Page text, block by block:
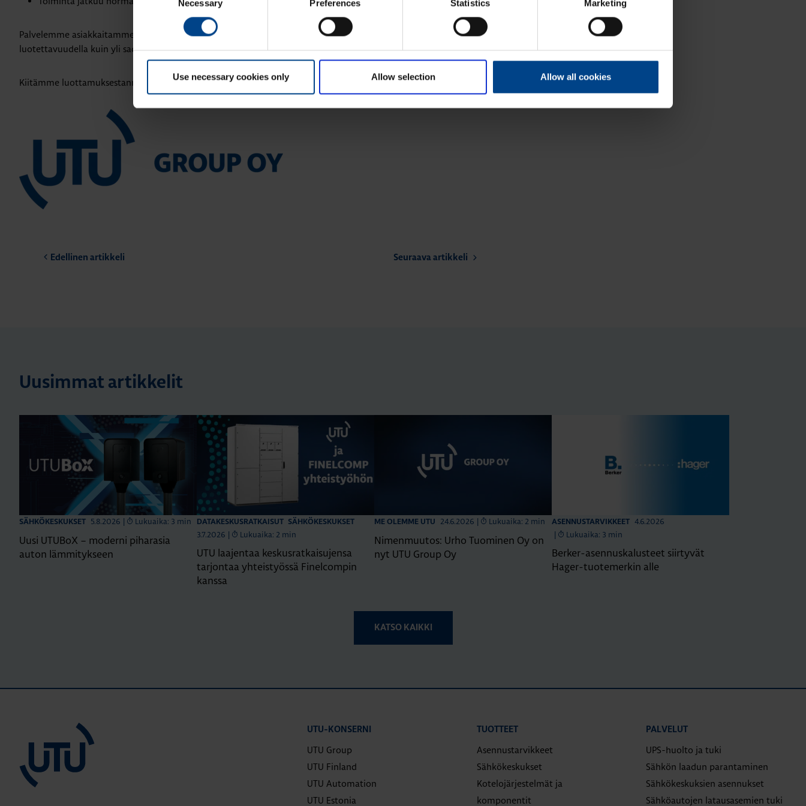
Selection
Necessary Preferences Statistics Marketing
Use necessary cookies only Allow selection Allow all cookies
Palvelemme asiakkaitamme ja yhteistyökumppaneitamme jatkossakin samalla sitoutumisella, osaamisella ja
luotettavuudella kuin yli sadan vuoden ajan – nyt uudella konserniyhtiön nimellä.
Kiitämme luottamuksestanne ja odotamme yhteistyön jatkumista myös uuden nimen alla.
Edellinen artikkeli Seuraava artikkeli
Uusimmat artikkelit
SÄHKÖKESKUKSET 5.8.2026 | Lukuaika: 3 min
Uusi UTUBoX – moderni piharasia
auton lämmitykseen
DATAKESKUSRATKAISUT SÄHKÖKESKUKSET
3.7.2026 | Lukuaika: 2 min
UTU laajentaa keskusratkaisujensa
tarjontaa yhteistyössä Finelcompin
kanssa
ME OLEMME UTU 24.6.2026 | Lukuaika: 2 min
Nimenmuutos: Urho Tuominen Oy on
nyt UTU Group Oy
ASENNUSTARVIKKEET
4.6.2026
|
Lukuaika: 3 min
Berker-asennuskalusteet siirtyvät
Hager-tuotemerkin alle
KATSO KAIKKI
UTU-KONSERNI
UTU Group
UTU Finland
UTU Automation
UTU Estonia
TUOTTEET
Asennustarvikkeet
Sähkökeskukset
Kotelojärjestelmät ja
komponentit
PALVELUT
UPS-huolto ja tuki
Sähkön laadun parantaminen
Sähkökeskuksien asennukset
Sähköautojen latausasemien tuki